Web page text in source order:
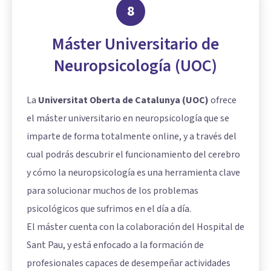
8
Máster Universitario de
Neuropsicología (UOC)
La Universitat Oberta de Catalunya (UOC)ofrece
el máster universitario en neuropsicología que se
imparte de forma totalmente online, y a través del
cual podrás descubrir el funcionamiento del cerebro
y cómo la neuropsicología es una herramienta clave
para solucionar muchos de los problemas
psicológicos que sufrimos en el día a día.
El máster cuenta con la colaboración del Hospital de
Sant Pau, y está enfocado a la formación de
profesionales capaces de desempeñar actividades